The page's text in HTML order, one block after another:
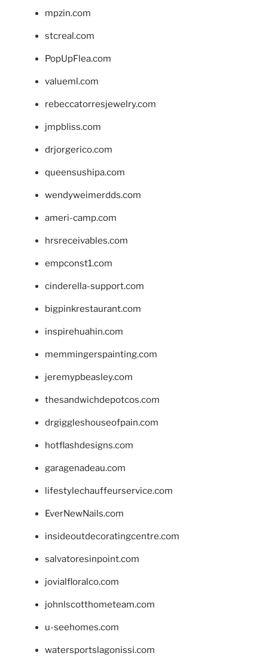
mpzin.com
stcreal.com
PopUpFlea.com
valueml.com
rebeccatorresjewelry.com
jmpbliss.com
drjorgerico.com
queensushipa.com
wendyweimerdds.com
ameri-camp.com
hrsreceivables.com
empconst1.com
cinderella-support.com
bigpinkrestaurant.com
inspirehuahin.com
memmingerspainting.com
jeremypbeasley.com
thesandwichdepotcos.com
drgiggleshouseofpain.com
hotflashdesigns.com
garagenadeau.com
lifestylechauffeurservice.com
EverNewNails.com
insideoutdecoratingcentre.com
salvatoresinpoint.com
jovialfloralco.com
johnlscotthometeam.com
u-seehomes.com
watersportslagonissi.com